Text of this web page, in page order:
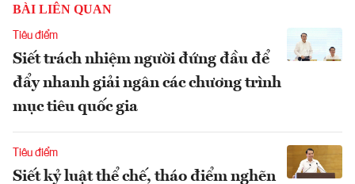
BÀI LIÊN QUAN
Tiêu điểm
Siết trách nhiệm người đứng đầu để
đẩy nhanh giải ngân các chương trình
mục tiêu quốc gia
Tiêu điểm
Siết kỷ luật thể chế, tháo điểm nghẽn